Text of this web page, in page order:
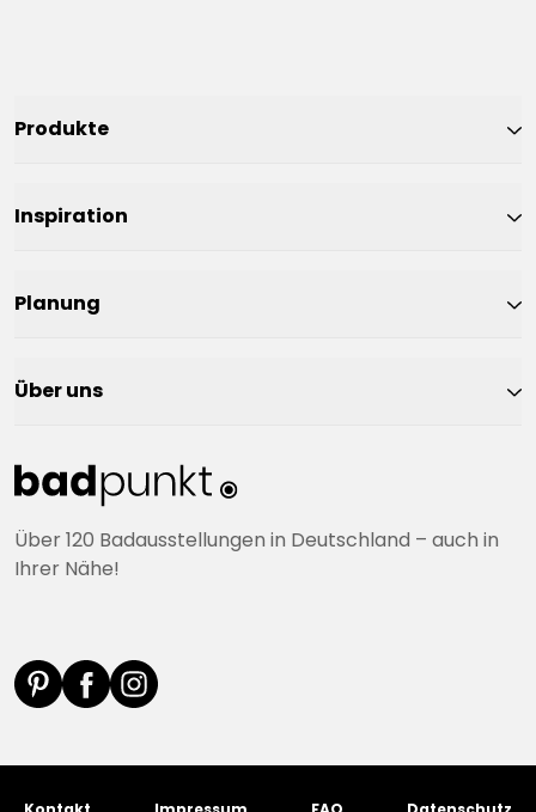
Über 120 Badausstellungen in Deutschland – auch in
Ihrer Nähe!
Produkte
Inspiration
Planung
Über uns